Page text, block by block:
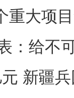
重大项
：给不
新疆